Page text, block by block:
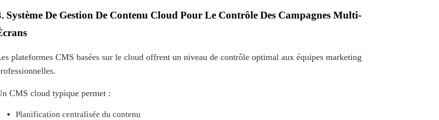
Système De Gestion De Contenu Cloud Pour Le Contrôle Des Campagnes Multi-
plateformes CMS basées sur le cloud offrent un niveau de contrôle optimal aux équipes marketing
CMS cloud typique permet :
Planification centralisée du contenu